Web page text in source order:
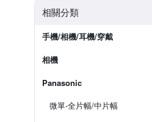
相關分類
手機/相機/耳機/穿戴
相機
Panasonic
微單-全片幅/中片幅